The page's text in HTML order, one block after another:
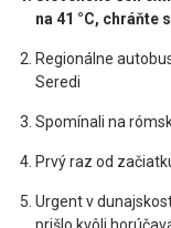
na 41 °C, chráňte
Regionálne
Seredi
Spomínali na
Prvý raz od
Urgent v